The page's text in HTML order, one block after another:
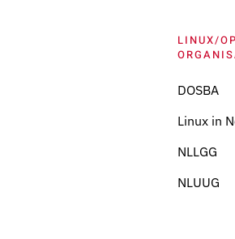
LINUX/
DOSBA
Linux in
NLLGG
NLUUG